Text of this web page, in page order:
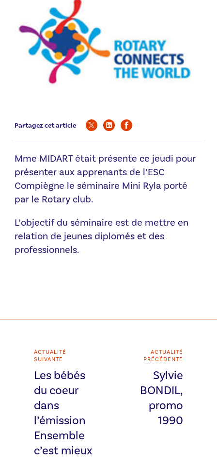
Partagez cet article
Mme MIDART était présente ce jeudi pour
présenter aux apprenants de l’ESC
Compiègne le séminaire Mini Ryla porté
par le Rotary club.
L’objectif du séminaire est de mettre en
relation de jeunes diplomés et des
professionnels.
ACTUALITÉ
SUIVANTE
Les bébés
du coeur
dans
l’émission
Ensemble
c’est mieux
ACTUALITÉ
PRÉCÉDENTE
Sylvie
BONDIL,
promo
1990